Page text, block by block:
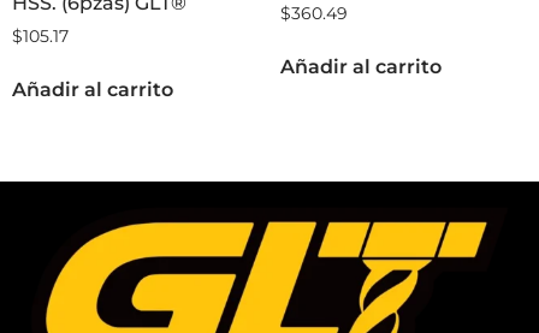
$105.17
Añadir al carrito
$360.49
Añadir al carrito